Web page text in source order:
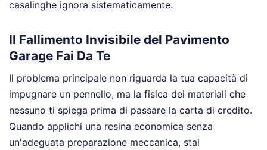
casalinghe ignora sistematicamente.
Il Fallimento Invisibile del Pavimento
Garage Fai Da Te
Il problema principale non riguarda la tua capacità di
impugnare un pennello, ma la fisica dei materiali che
nessuno ti spiega prima di passare la carta di credito.
Quando applichi una resina economica senza
un'adeguata preparazione meccanica, stai